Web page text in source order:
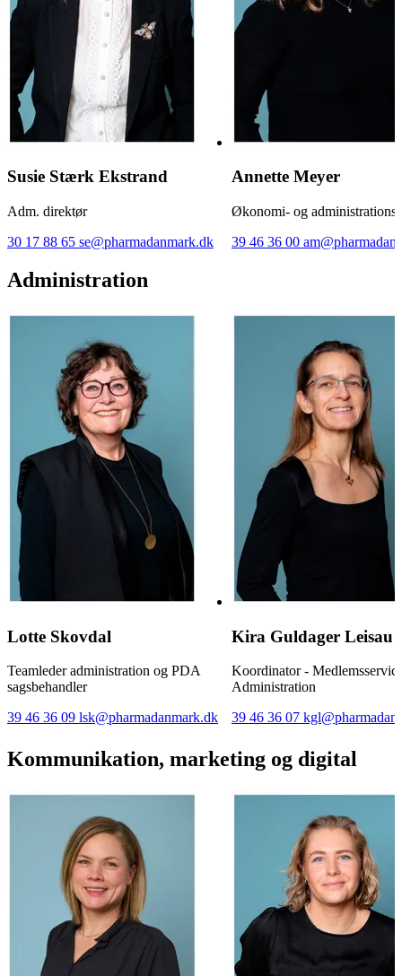
Susie Stærk Ekstrand
Adm. direktør
30 17 88 65 se@pharmadanmark.dk
Annette Meyer
Økonomi- og
39 46 36 00
Administration
Lotte Skovdal
Teamleder administration og PDA
sagsbehandler
39 46 36 09 lsk@pharmadanmark.dk
Kira Guldager Leisau
Koordinator -
Administration
39 46 36 07
Kommunikation, marketing og digital